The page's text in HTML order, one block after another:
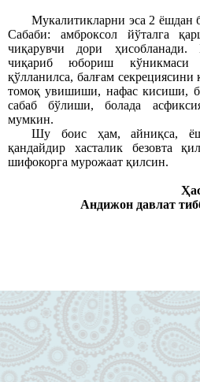
Мукалитикларни эса 2 ёшдан
Сабаби: амброксол йўталгақ
чиқарувчи дори ҳисобланади.
чиқариб юбориш кўникмаси
қўлланилса, балғам секрециясини
томоқ увишиши, нафас кисиши,
сабаб бўлиши,болада
мумкин.
Шу боис ҳам, айниқса, ёш
қандайдир хасталик безовта
шифокорга мурожаат қилсин.
Андижон давлат